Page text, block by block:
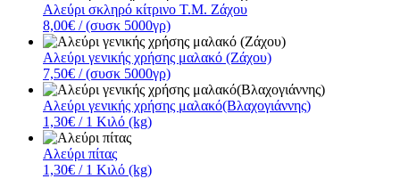
Αλεύρι σκληρό κίτρινο Τ.Μ. Ζάχου
8,00€ / (συσκ 5000γρ)
Αλεύρι γενικής χρήσης μαλακό (Ζάχου)
7,50€ / (συσκ 5000γρ)
Αλεύρι γενικής χρήσης μαλακό(Βλαχογιάννης)
1,30€ / 1 Κιλό (kg)
Αλεύρι πίτας
1,30€ / 1 Κιλό (kg)